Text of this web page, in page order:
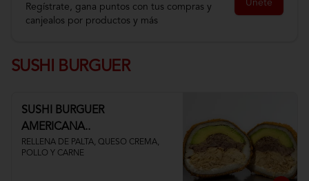
Regístrate, gana puntos con tus compras y
canjealos por productos y más
Únete
SUSHI BURGUER
SUSHI BURGUER
AMERICANA..
RELLENA DE PALTA, QUESO CREMA,
POLLO Y CARNE